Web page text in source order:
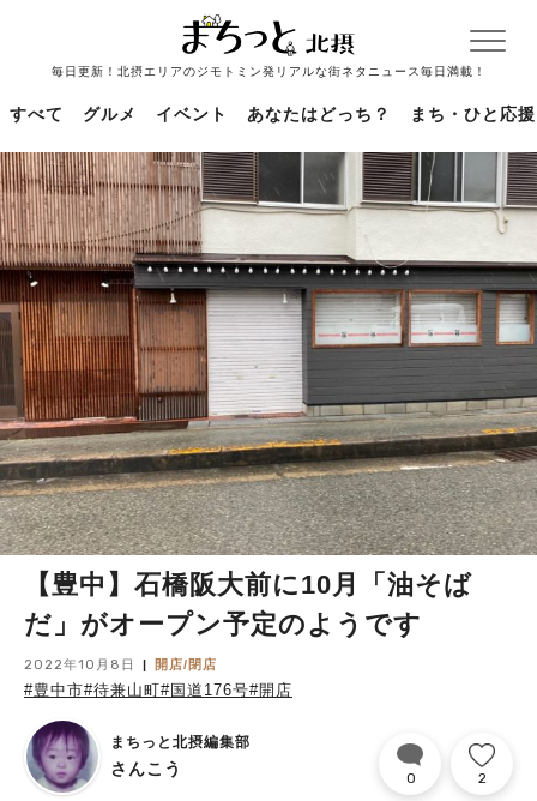
毎日更新！北摂エリアのジモトミン発リアルな街ネタニュース毎日満載！
すべて グルメ イベント あなたはどっち？ まち・ひと応援
【豊中】石橋阪大前に10月「油そば
だ」がオープン予定のようです
2022年10月8日 開店/閉店
#豊中市#待兼山町#国道176号#開店
まちっと北摂編集部
さんこう 0 2